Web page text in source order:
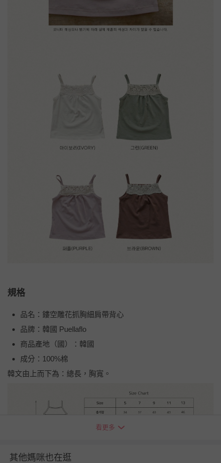
規格
品名：鏤空雕花抓胸細肩帶背心
品牌：韓國 Puellaflo
商品產地（國）：韓國
成分：100%棉
韓文由上而下為：總長，胸寬。
看更多
其他媽咪也在逛